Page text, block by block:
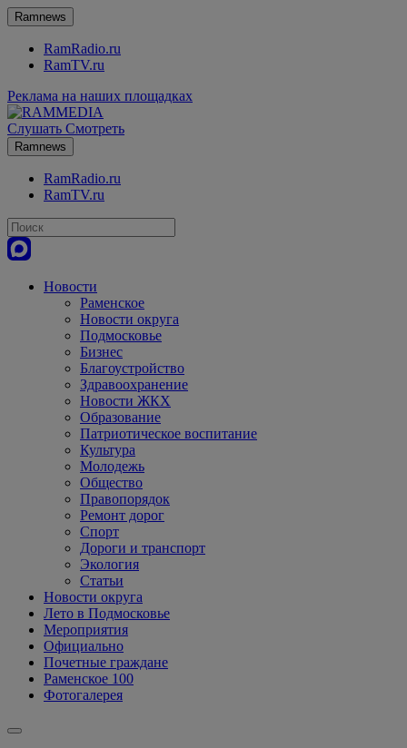
Ramnews
RamRadio.ru
RamTV.ru
Реклама на наших площадках
Слушать Смотреть
Ramnews
RamRadio.ru
RamTV.ru
Новости
Раменское
Новости округа
Подмосковье
Бизнес
Благоустройство
Здравоохранение
Новости ЖКХ
Образование
Патриотическое воспитание
Культура
Молодежь
Общество
Правопорядок
Ремонт дорог
Спорт
Дороги и транспорт
Экология
Статьи
Новости округа
Лето в Подмосковье
Мероприятия
Официально
Почетные граждане
Раменское 100
Фотогалерея